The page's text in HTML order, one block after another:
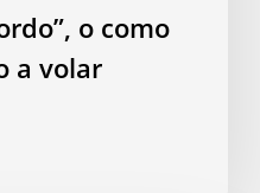
o como
a volar